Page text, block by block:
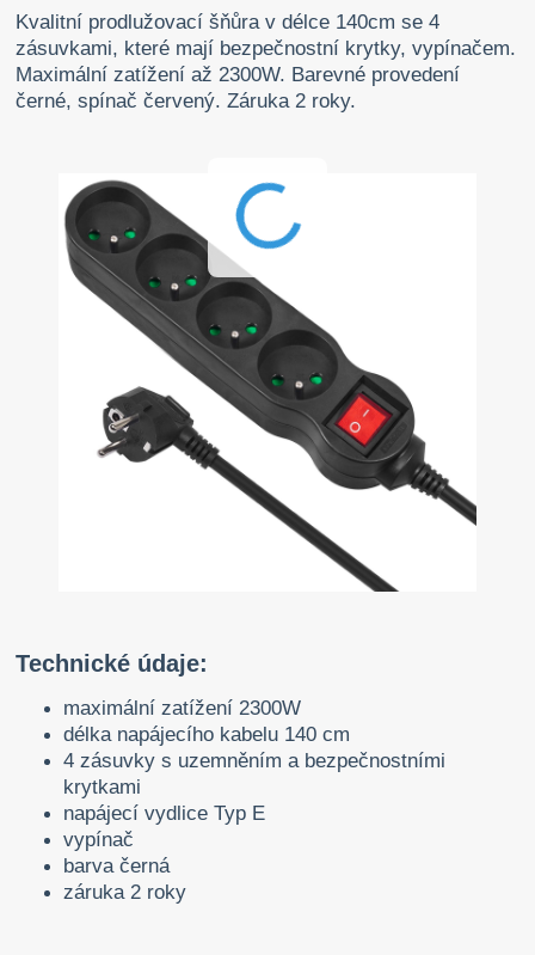
Kvalitní prodlužovací šňůra v délce 140cm se 4
zásuvkami, které mají bezpečnostní krytky, vypínačem.
Maximální zatížení až 2300W. Barevné provedení
černé, spínač červený. Záruka 2 roky.
Technické údaje:
maximální zatížení 2300W
délka napájecího kabelu 140 cm
4 zásuvky s uzemněním a bezpečnostními
krytkami
napájecí vydlice Typ E
vypínač
barva černá
záruka 2 roky